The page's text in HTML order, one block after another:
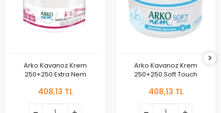
Arko Kavanoz Krem
250+250 Extra Nem
408,13 TL
Arko Kavanoz Krem
250+250 Soft Touch
408,13 TL